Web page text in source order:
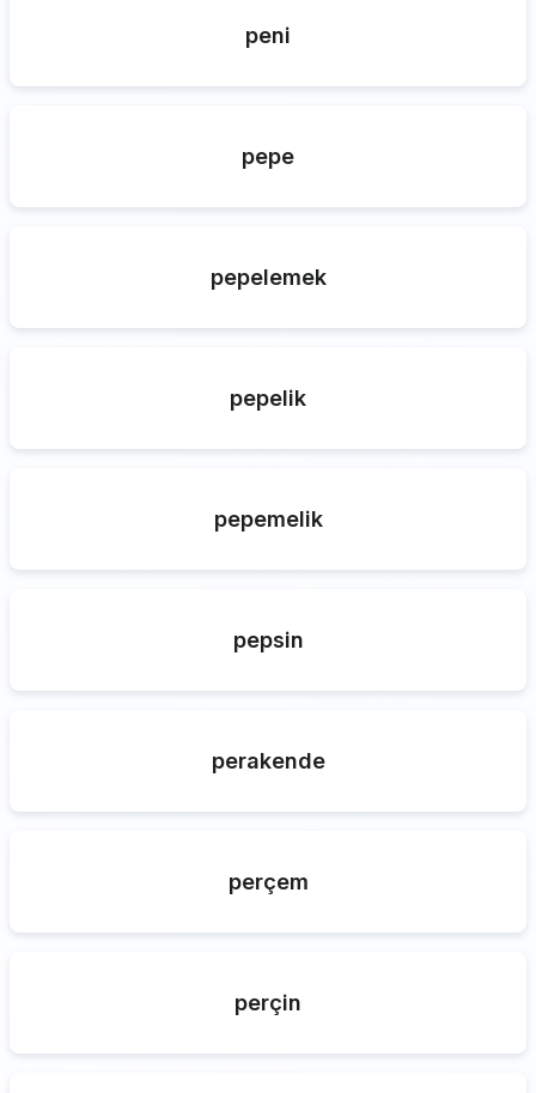
peni
pepe
pepelemek
pepelik
pepemelik
pepsin
perakende
perçem
perçin